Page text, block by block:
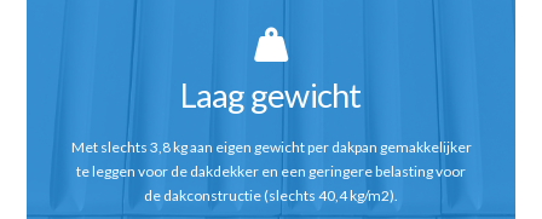
Laag gewicht
Met slechts 3,8 kg aan eigen gewicht per dakpan gemakkelijker
te leggen voor de dakdekker en een geringere belasting voor
de dakconstructie (slechts 40,4 kg/m2).